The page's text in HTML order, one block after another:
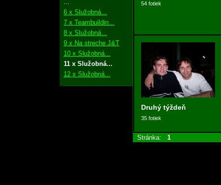
6 x Služobná...
7 x Teambuildin...
8 x Služobná...
9 x Na streche J&T
10 x Služobná...
11 x Služobná...
12 x Služobná...
54 fotiek
Druhý týždeň
35 fotiek
Stránka: 1